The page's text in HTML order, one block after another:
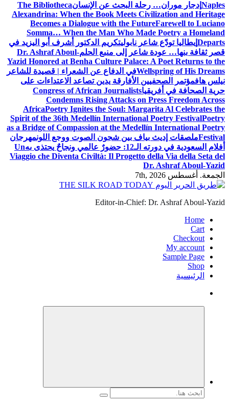
Naples إدجار موران… رحلة البحث عن الإنسانThe Bibliotheca
Alexandrina: When the Book Meets Civilization and Heritage
Becomes a Dialogue with the FutureFarewell to Luciano
Somma… When the Man Who Made Poetry a Homeland
Departs إيطاليا تودّع شاعر نابوليتكريم الدكتور أشرف أبو اليزيد في
قصر ثقافة بنها… عودة شاعر إلى منبع الحلمDr. Ashraf Aboul-
Yazid Honored at Benha Culture Palace: A Poet Returns to the
Wellspring of His Dreamsفي الدفاع عن الشعراء | قصيدة للشاعر
نيلس هافمؤتمر الصحفيين الأفارقة يدين تصاعد الاعتداءات على
حرية الصحافة في أفريقياCongress of African Journalists
Condemns Rising Attacks on Press Freedom Across
AfricaPoetry Ignites the Soul: Margarita Al Celebrates the
Spirit of the 36th Medellín International Poetry FestivalPoetry
as a Bridge of Compassion at the Medellín International Poetry
Festivalملصقات إديث بياف بين شجون الصوت ووجع اللونمهرجان
أفلام السعودية في دورته الـ12: حضورٌ عالمي ونجاحٌ يحتذى به
Un
Viaggio che Diventa Civiltà: Il Progetto della Via della Seta del
Dr. Ashraf Aboul-Yazid
الجمعة. أغسطس 7th, 2026
Editor-in-Chief: Dr. Ashraf Aboul-Yazid
Home
Cart
Checkout
My account
Sample Page
Shop
الرئيسية
البحث